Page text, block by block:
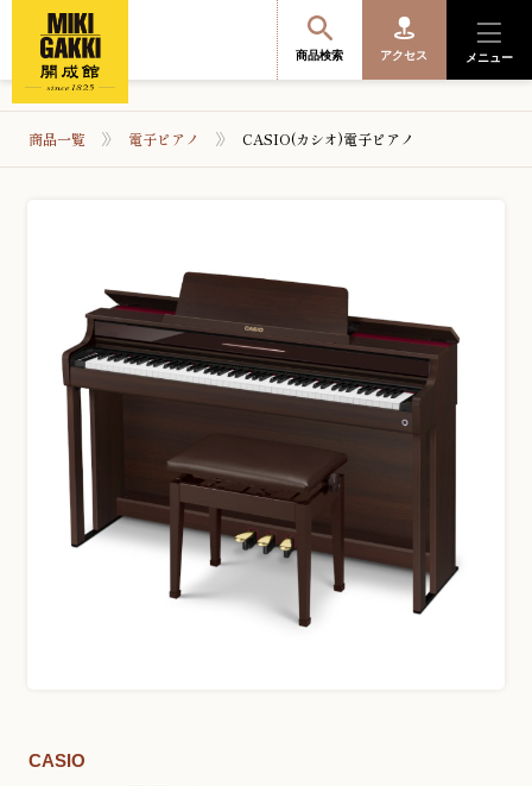
商品検索 アクセス メニュー
開成館を知る
音楽教室・イベント情報
サポート・購入特典
お問い合わせ総合窓口
商品一覧 電子ピアノ CASIO(カシオ)電子ピアノ
CASIO